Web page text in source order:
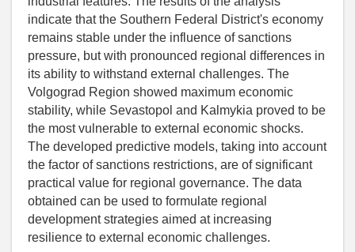
indicate that the Southern Federal District's economy
remains stable under the influence of sanctions
pressure, but with pronounced regional differences in
its ability to withstand external challenges. The
Volgograd Region showed maximum economic
stability, while Sevastopol and Kalmykia proved to be
the most vulnerable to external economic shocks.
The developed predictive models, taking into account
the factor of sanctions restrictions, are of significant
practical value for regional governance. The data
obtained can be used to formulate regional
development strategies aimed at increasing
resilience to external economic challenges.